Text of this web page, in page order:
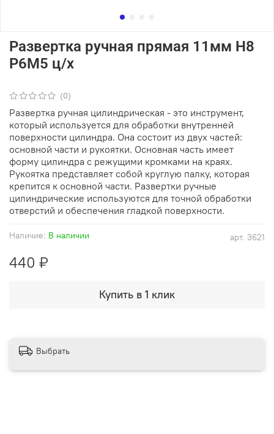
(0)
арт. 3621
Наличие: В наличии
Развертка ручная прямая 11мм Н8
Р6М5 ц/х
440 ₽
Купить в 1 клик
Развертка ручная цилиндрическая - это инструмент,
который используется для обработки внутренней
поверхности цилиндра. Она состоит из двух частей:
основной части и рукоятки. Основная часть имеет
форму цилиндра с режущими кромками на краях.
Рукоятка представляет собой круглую палку, которая
крепится к основной части. Развертки ручные
цилиндрические используются для точной обработки
отверстий и обеспечения гладкой поверхности.
Выбрать